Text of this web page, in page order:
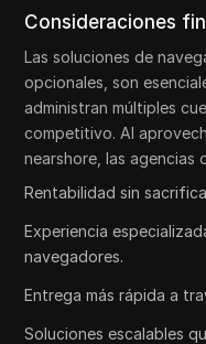
Consideraciones
Las soluciones de
opcionales, son
administran múltiples
competitivo. Al
nearshore, las agencias
Rentabilidad sin
Experiencia
navegadores.
Entrega más rápida a
Soluciones escalables